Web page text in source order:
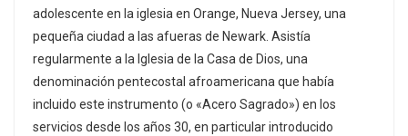
adolescente en la iglesia en Orange, Nueva Jersey, una
pequeña ciudad a las afueras de Newark. Asistía
regularmente a la Iglesia de la Casa de Dios, una
denominación pentecostal afroamericana que había
incluido este instrumento (o «Acero Sagrado») en los
servicios desde los años 30, en particular introducido